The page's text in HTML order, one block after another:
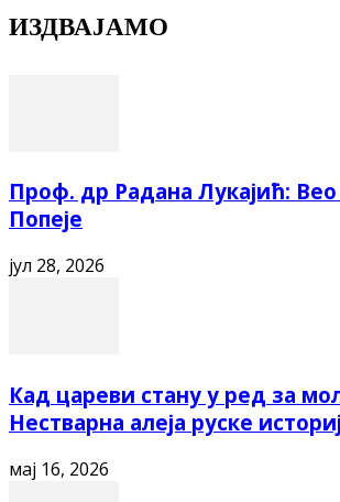
ИЗДВАЈАМО
Проф. др Радана Лукајић:
Попеје
јул 28, 2026
Кад цареви стану у ред за
Нестварна алеја руске
мај 16, 2026